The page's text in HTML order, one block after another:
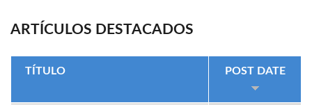
ARTÍCULOS DESTACADOS
TÍTULO POST DATE